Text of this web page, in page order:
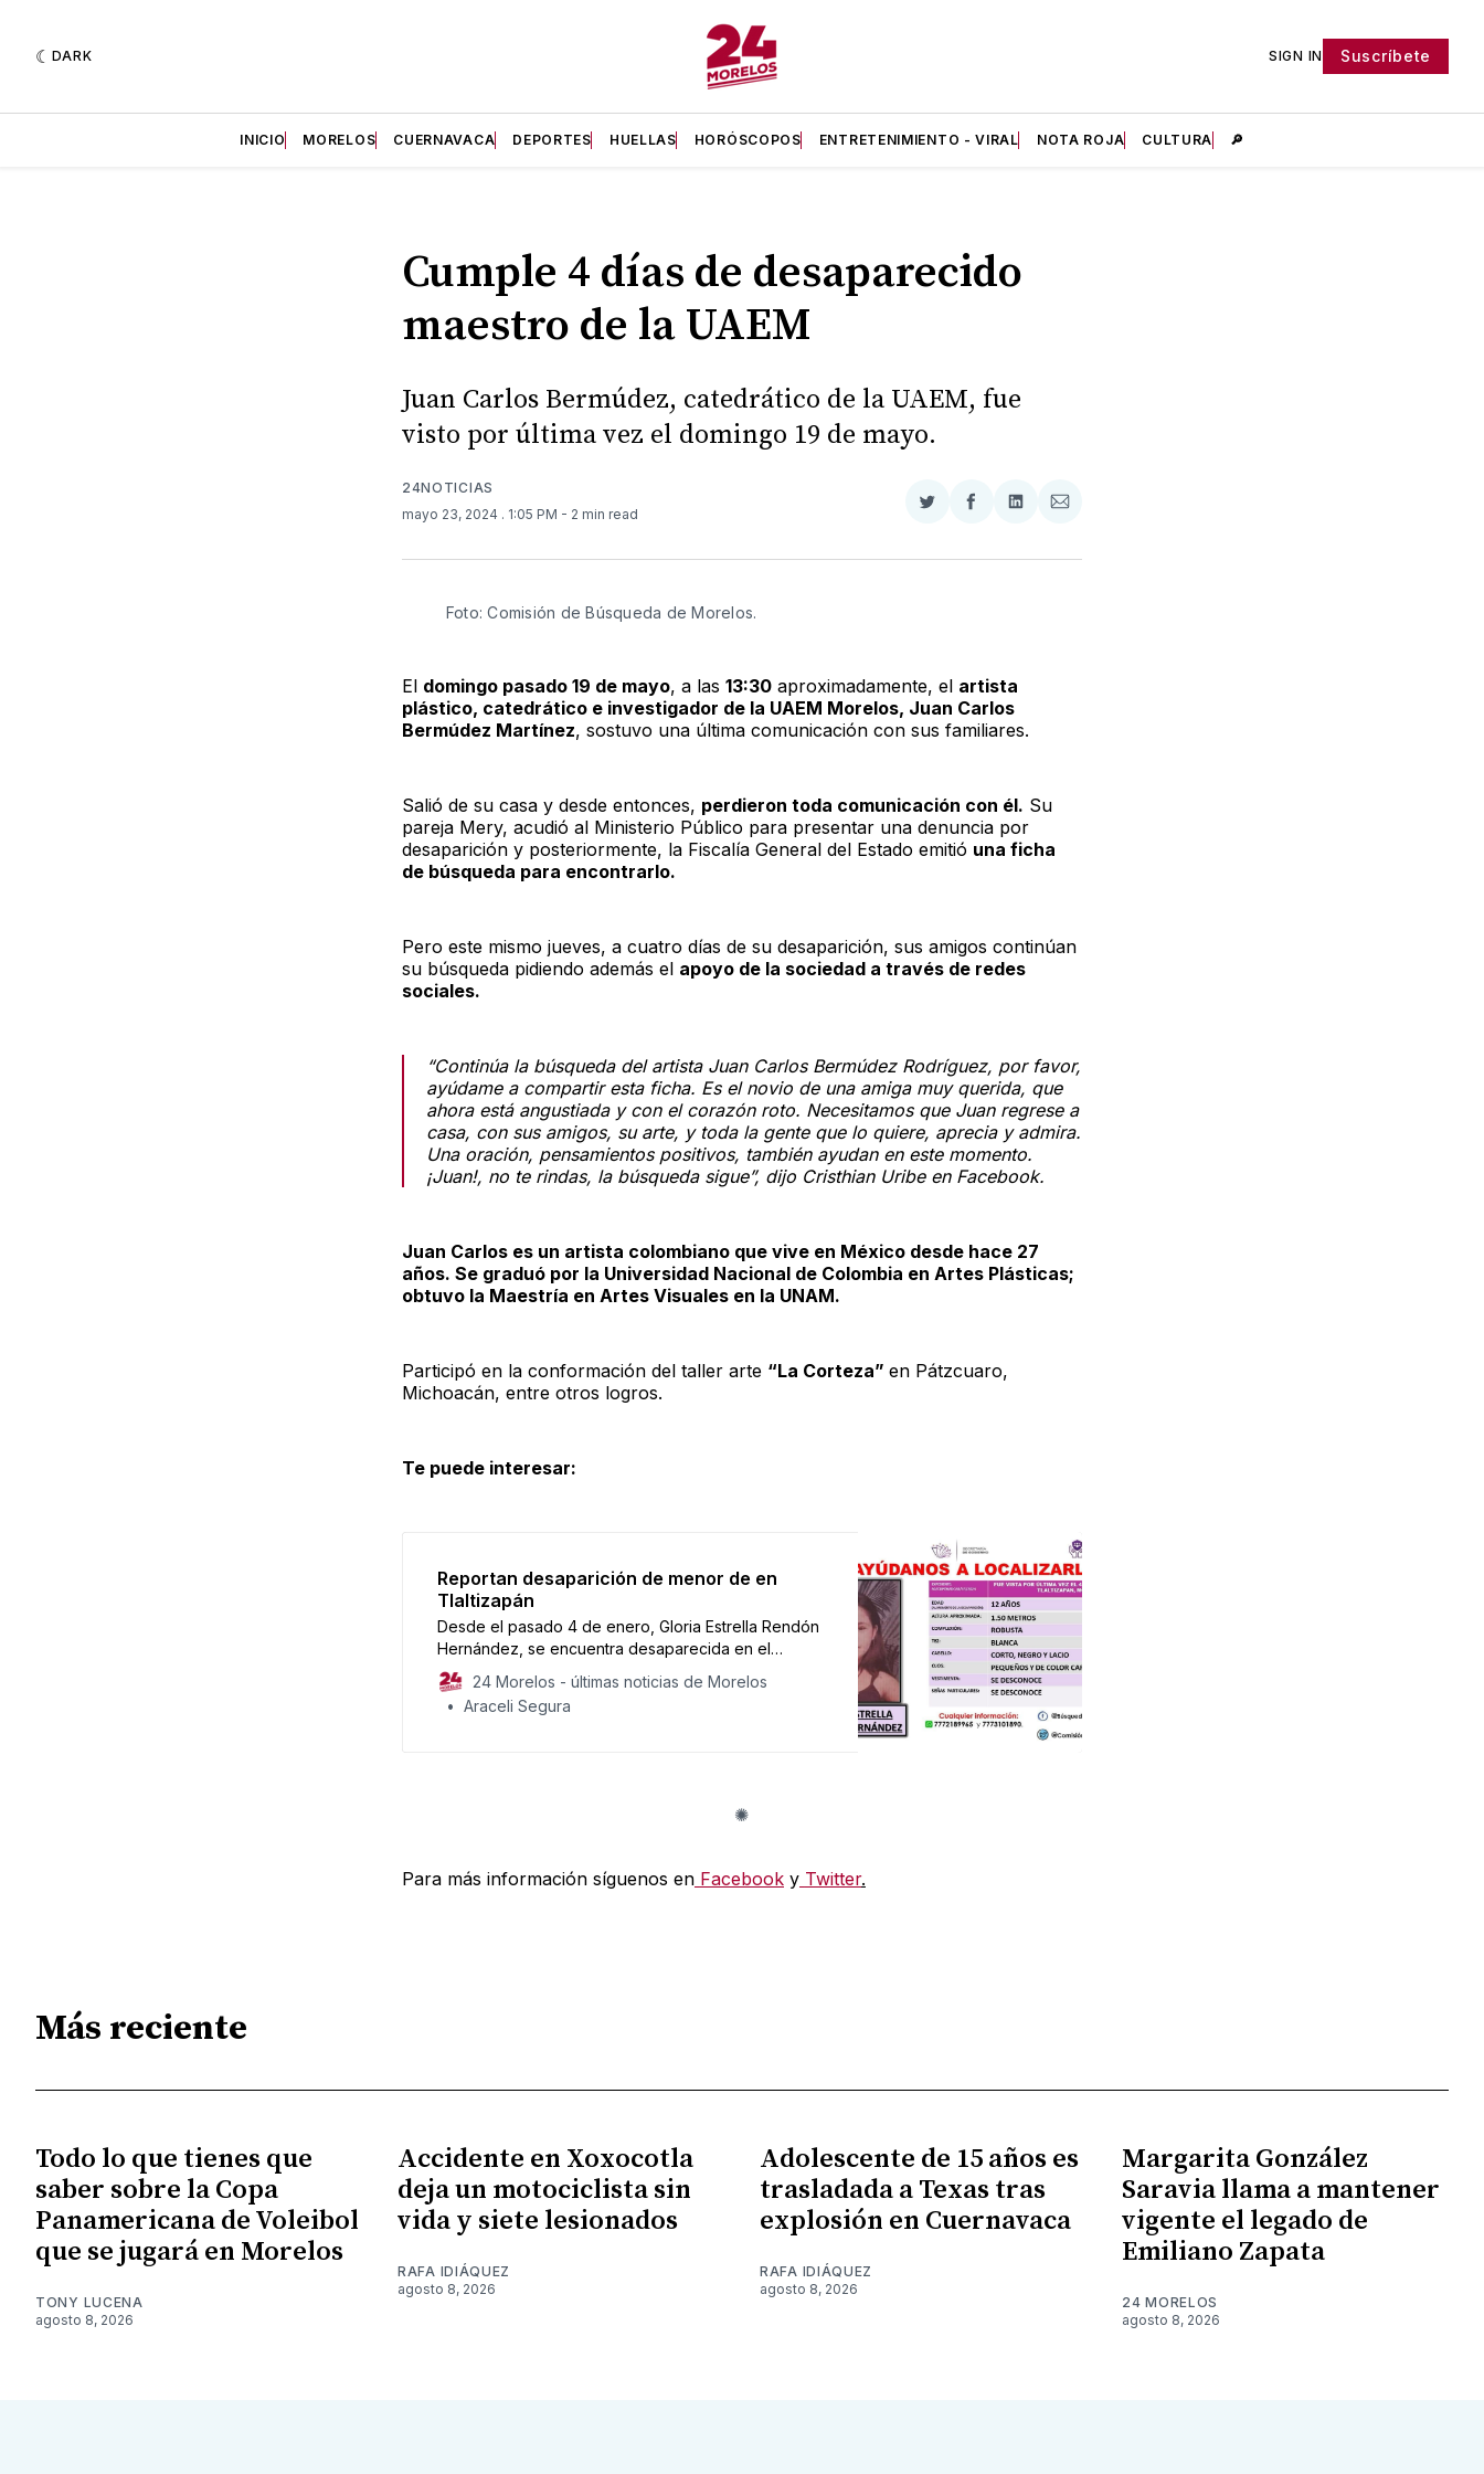
DARK SIGN IN Suscríbete
INICIO MORELOS CUERNAVACA DEPORTES HUELLAS HORÓSCOPOS ENTRETENIMIENTO - VIRAL NOTA ROJA CULTURA 🔎
Cumple 4 días de desaparecido
maestro de la UAEM
Juan Carlos Bermúdez, catedrático de la UAEM, fue
visto por última vez el domingo 19 de mayo.
24NOTICIAS
mayo 23, 2024 . 1:05 PM - 2 min read
Compartir
Twitter
Compartir
Facebook
Compartir
LinkedIn
Compartir
Email
Foto: Comisión de Búsqueda de Morelos.
El domingo pasado 19 de mayo, a las 13:30aproximadamente, el artista
plástico, catedrático e investigador de la UAEM Morelos, Juan Carlos
Bermúdez Martínez, sostuvo una última comunicación con sus familiares.
Salió de su casa y desde entonces, perdieron toda comunicación con él. Su
pareja Mery, acudió al Ministerio Público para presentar una denuncia por
desaparición y posteriormente, la Fiscalía General del Estado emitió una ficha
de búsqueda para encontrarlo.
Pero este mismo jueves, a cuatro días de su desaparición, sus amigos continúan
su búsqueda pidiendo además el apoyo de la sociedad a través de redes
sociales.
“Continúa la búsqueda del artista Juan Carlos Bermúdez Rodríguez, por favor,
ayúdame a compartir esta ficha. Es el novio de una amiga muy querida, que
ahora está angustiada y con el corazón roto. Necesitamos que Juan regrese a
casa, con sus amigos, su arte, y toda la gente que lo quiere, aprecia y admira.
Una oración, pensamientos positivos, también ayudan en este momento.
¡Juan!, no te rindas, la búsqueda sigue”, dijo Cristhian Uribe en Facebook.
Juan Carlos es un artista colombiano que vive en México desde hace 27
años. Se graduó por la Universidad Nacional de Colombia en Artes Plásticas;
obtuvo la Maestría en Artes Visuales en la UNAM.
Participó en la conformación del taller arte “La Corteza” en Pátzcuaro,
Michoacán, entre otros logros.
Te puede interesar:
Reportan desaparición de menor de en
Tlaltizapán
Desde el pasado 4 de enero, Gloria Estrella Rendón
Hernández, se encuentra desaparecida en el
municipio de Tlaltizapán.
24 Morelos - últimas noticias de Morelos
Araceli Segura
Para más información síguenos en Facebooky Twitter.
Más reciente
Todo lo que tienes que
saber sobre la Copa
Panamericana de Voleibol
que se jugará en Morelos
TONY LUCENA
agosto 8, 2026
Accidente en Xoxocotla
deja un motociclista sin
vida y siete lesionados
RAFA IDIÁQUEZ
agosto 8, 2026
Adolescente de 15 años es
trasladada a Texas tras
explosión en Cuernavaca
RAFA IDIÁQUEZ
agosto 8, 2026
Margarita González
Saravia llama a mantener
vigente el legado de
Emiliano Zapata
24 MORELOS
agosto 8, 2026